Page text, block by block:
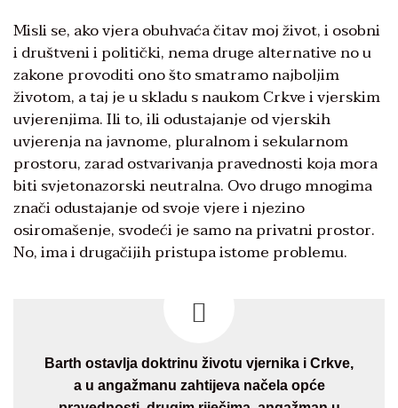
Misli se, ako vjera obuhvaća čitav moj život, i osobni
i društveni i politički, nema druge alternative no u
zakone provoditi ono što smatramo najboljim
životom, a taj je u skladu s naukom Crkve i vjerskim
uvjerenjima. Ili to, ili odustajanje od vjerskih
uvjerenja na javnome, pluralnom i sekularnom
prostoru, zarad ostvarivanja pravednosti koja mora
biti svjetonazorski neutralna. Ovo drugo mnogima
znači odustajanje od svoje vjere i njezino
osiromašenje, svodeći je samo na privatni prostor.
No, ima i drugačijih pristupa istome problemu.
Barth ostavlja doktrinu životu vjernika i Crkve,
a u angažmanu zahtijeva načela opće